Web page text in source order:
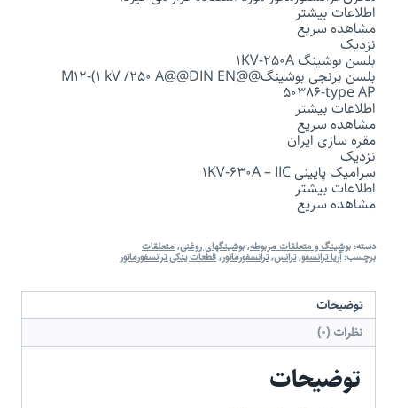
اطلاعات بیشتر
مشاهده سریع
نزدیک
بلسن بوشینگ 1KV-250A
بلسن برنجی بوشینگ@@M12-(1 kV /250 A@@DIN EN
50386-type AP
اطلاعات بیشتر
مشاهده سریع
مقره سازی ایران
نزدیک
سرامیک پایینی 1KV-630A – IIC
اطلاعات بیشتر
مشاهده سریع
دسته: بوشینگ و متعلقات مربوطه,بوشینگهای روغنی,متعلقات
برچسب:آریا ترانسفو,ترانس,ترانسفورماتور,قطعات یدکی ترانسفورماتور
توضیحات
نظرات (0)
توضیحات